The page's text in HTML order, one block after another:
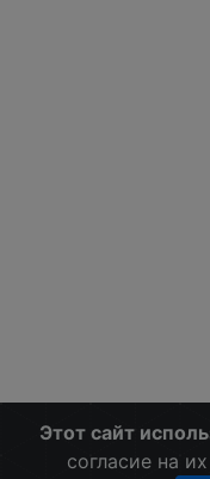
Этот сайт
согласие на